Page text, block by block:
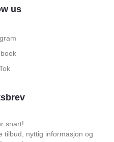
us
snart!
tilbud, nyttig informasjon og